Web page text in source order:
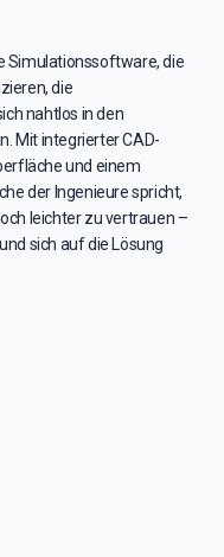
Simulationssoftware, die
die
nahtlos in den
Mit integrierter CAD-
und einem
der Ingenieure spricht,
leichter zu vertrauen –
sich auf die Lösung